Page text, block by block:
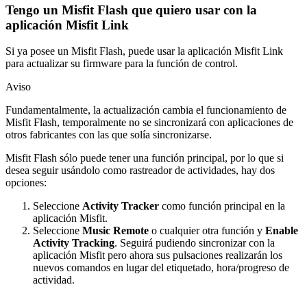
Tengo un Misfit Flash que quiero usar con la
aplicación Misfit Link
Si ya posee un Misfit Flash, puede usar la aplicación Misfit Link
para actualizar su firmware para la función de control.
Aviso
Fundamentalmente, la actualización cambia el funcionamiento de
Misfit Flash, temporalmente no se sincronizará con aplicaciones de
otros fabricantes con las que solía sincronizarse.
Misfit Flash sólo puede tener una función principal, por lo que si
desea seguir usándolo como rastreador de actividades, hay dos
opciones:
Seleccione Activity Tracker como función principal en la
aplicación Misfit.
Seleccione Music Remote o cualquier otra función y Enable
Activity Tracking. Seguirá pudiendo sincronizar con la
aplicación Misfit pero ahora sus pulsaciones realizarán los
nuevos comandos en lugar del etiquetado, hora/progreso de
actividad.